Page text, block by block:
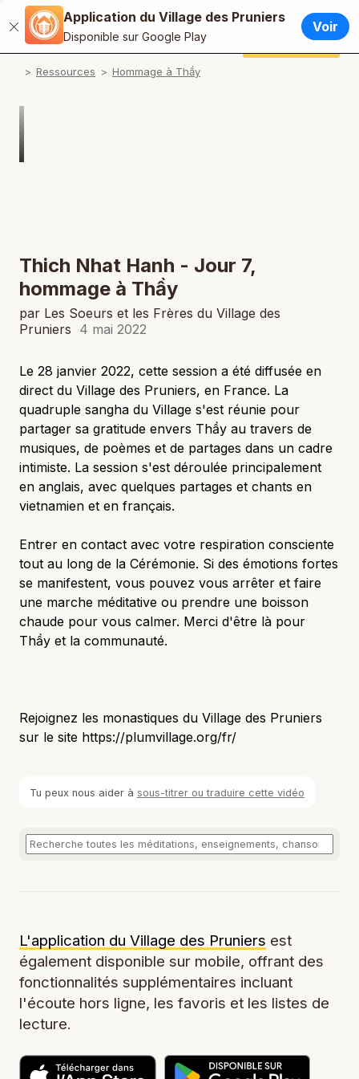
Fermer
Application du Village des Pruniers
Disponible sur Google Play
Voir
Français
English / Anglais
Application du Village des Pruniers Faire un don
Ressources Hommage à Thầy
Thich Nhat Hanh - Jour 7,
hommage à Thầy
par Les Soeurs et les Frères du Village des
Pruniers 4 mai 2022
Le 28 janvier 2022, cette session a été diffusée en
direct du Village des Pruniers, en France. La
quadruple sangha du Village s'est réunie pour
partager sa gratitude envers Thầy au travers de
musiques, de poèmes et de partages dans un cadre
intimiste. La session s'est déroulée principalement
en anglais, avec quelques partages et chants en
vietnamien et en français.
Entrer en contact avec votre respiration consciente
tout au long de la Cérémonie. Si des émotions fortes
se manifestent, vous pouvez vous arrêter et faire
une marche méditative ou prendre une boisson
chaude pour vous calmer. Merci d'être là pour
Thầy et la communauté.
Rejoignez les monastiques du Village des Pruniers
sur le site https://plumvillage.org/fr/
Tu peux nous aider à sous-titrer ou traduire cette vidéo
L'application du Village des Pruniers est
également disponible sur mobile, offrant des
fonctionnalités supplémentaires incluant
l'écoute hors ligne, les favoris et les listes de
lecture.